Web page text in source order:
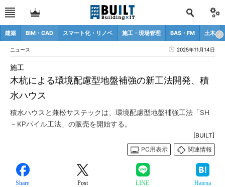
建築 BIM・CAD スマート化・リノベ 施工・現場管理 BAS・FM 土木
ニュース 2025年11月14日
木杭による環境配慮型地盤補強の新工法開発、積
水ハウス
施工
積水ハウスと兼松サステックは、環境配慮型地盤補強工法「SH
－KPパイル工法」の販売を開始する。
[BUILT]
PC用表示
関連情報
Share Post LINE Hatena